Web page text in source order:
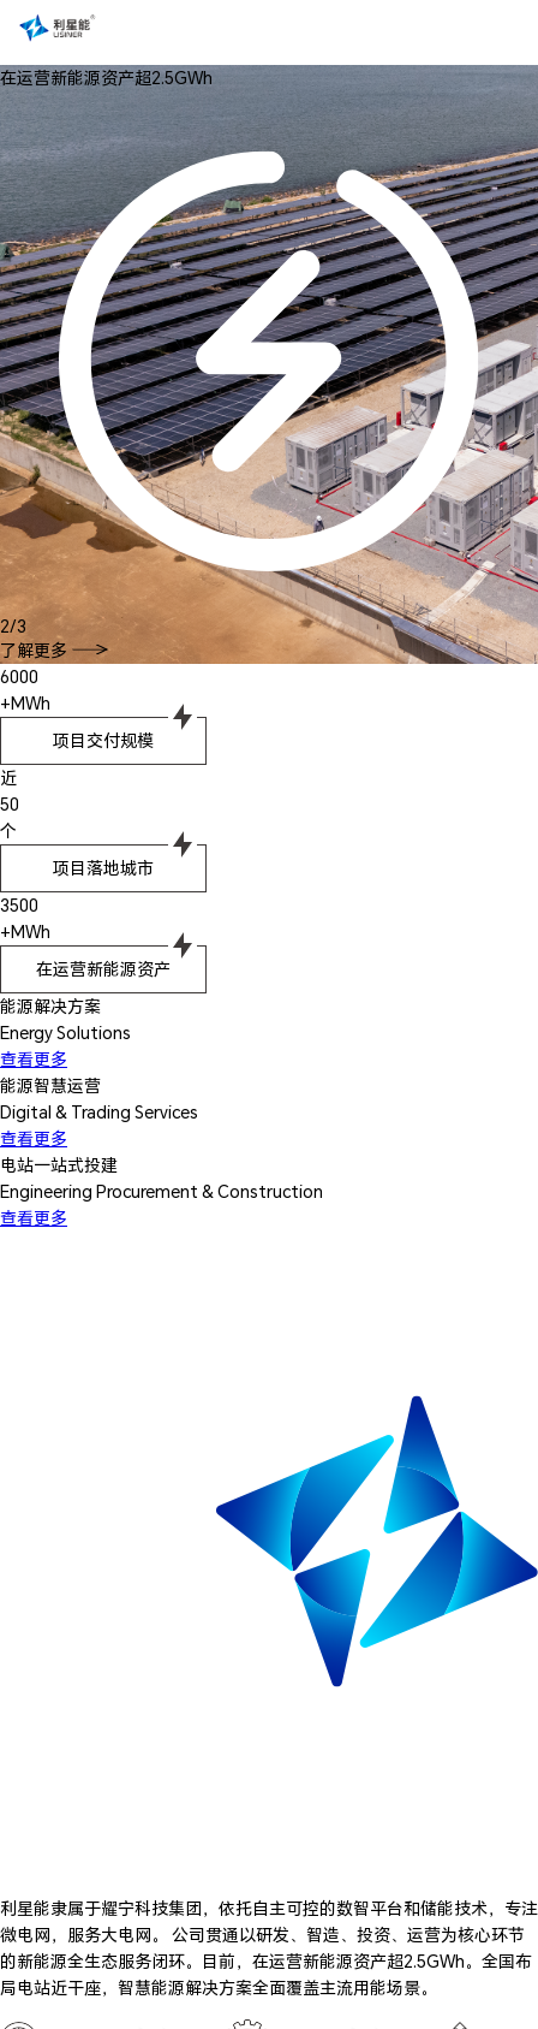
在运营新能源资产超2.5GWh
了解更多
2/3
6000
+MWh
项目交付规模
近
50
个
项目落地城市
3500
+MWh
在运营新能源资产
能源解决方案
Energy Solutions
查看更多
能源智慧运营
Digital & Trading Services
查看更多
电站一站式投建
Engineering Procurement & Construction
查看更多
利星能隶属于耀宁科技集团，依托自主可控的数智平台和储能技术，专注
微电网，服务大电网。 公司贯通以研发、智造、投资、运营为核心环节
的新能源全生态服务闭环。目前，在运营新能源资产超2.5GWh。全国布
局电站近干座，智慧能源解决方案全面覆盖主流用能场景。